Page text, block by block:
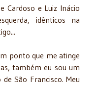
Cardoso e Luiz Inácio
idênticos na
ponto que me atinge
também eu sou um
São Francisco. Meu